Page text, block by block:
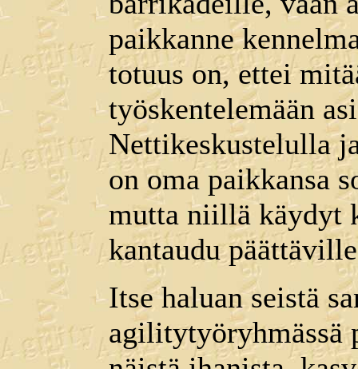
paikkanne
totuus on, ettei
työskentelemään
Nettikeskustelulla
on oma paikkansa
mutta niillä käydyt
kantaudu
Itse haluan seistä
agilitytyöryhmässä